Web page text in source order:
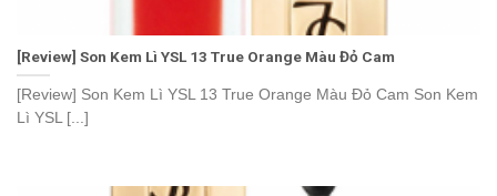
[Review] Son Kem Lì YSL 13 True Orange Màu Đỏ Cam
[Review] Son Kem Lì YSL 13 True Orange Màu Đỏ Cam Son Kem
Lì YSL [...]